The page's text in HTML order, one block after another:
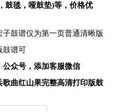
鼓毯，哑鼓垫)等，价格优
鼓谱仅为第一页普通清晰版
鼓谱可
公众号，添加客服微信
歌曲红山果完整高清打印版鼓